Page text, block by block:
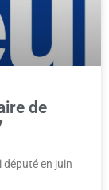
de
député en juin